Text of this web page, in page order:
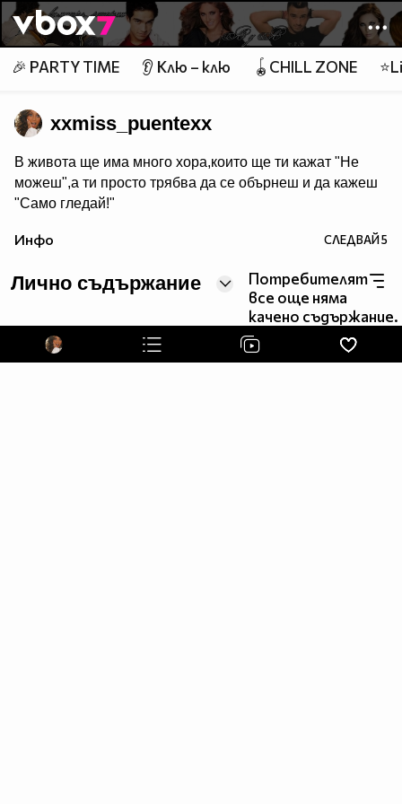
Member of
👾
🎉 PARTY TIME 👂 Клю – клю 🪀CHILL ZONE
xxmiss_puentexx
В живота ще има много хора,които ще ти кажат "Не
можеш",а ти просто трябва да се обърнеш и да кажеш
"Само гледай!"
Инфо СЛЕДВАЙ5
Лично съдържание
Потребителят
все още няма
качено съдържание.